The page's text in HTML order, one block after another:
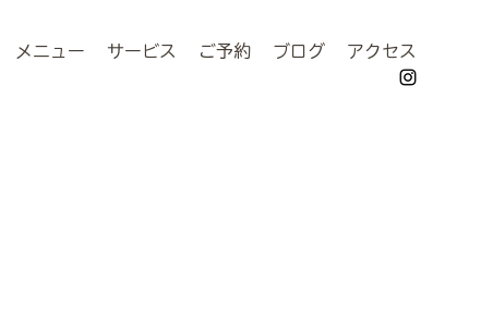
メニュー サービス ご予約 ブログ アクセス